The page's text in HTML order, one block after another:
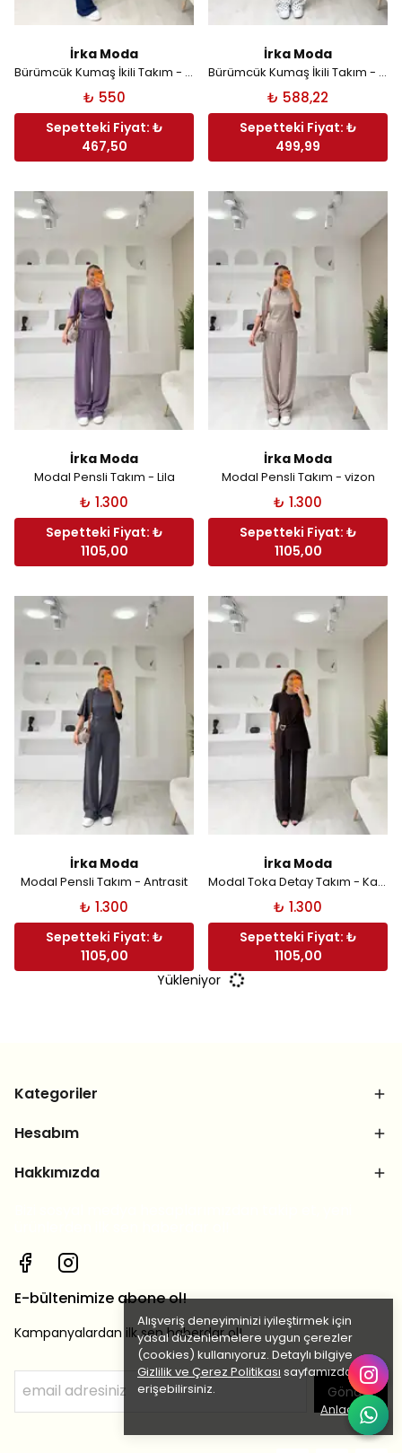
Alışveriş deneyiminizi iyileştirmek için
yasal düzenlemelere uygun çerezler
(cookies) kullanıyoruz. Detaylı bilgiye
Gizlilik ve Çerez Politikası sayfamızdan
erişebilirsiniz.
Anladım
İrka Moda
Bürümcük Kumaş İkili Takım - Lacivert
₺ 550
Sepetteki Fiyat: ₺
467,50
İrka Moda
Bürümcük Kumaş İkili Takım - Beyaz Puantiyeli
₺ 588,22
Sepetteki Fiyat: ₺
499,99
İrka Moda
Modal Pensli Takım - Lila
₺ 1.300
Sepetteki Fiyat: ₺
1105,00
İrka Moda
Modal Pensli Takım - vizon
₺ 1.300
Sepetteki Fiyat: ₺
1105,00
İrka Moda
Modal Pensli Takım - Antrasit
₺ 1.300
Sepetteki Fiyat: ₺
1105,00
İrka Moda
Modal Toka Detay Takım - Kahverengi
₺ 1.300
Sepetteki Fiyat: ₺
1105,00
Yükleniyor
Kategoriler
Hesabım
Hakkımızda
E-bültenimize abone ol!
Kampanyalardan ilk sen haberdar ol!
Gönder